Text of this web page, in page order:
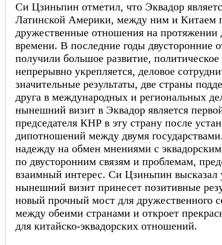
Си Цзиньпин отметил, что Эквадор
Латинской Америки, между ним и Китаем
дружественные отношения на протяжении
времени. В последние годы двусторонние
получили большое развитие, политическое
непрерывно укрепляется, деловое
значительные результаты, две страны
друга в международных и региональных
нынешний визит в Эквадор является
председателя КНР в эту страну после
дипотношений между двумя
надежду на обмен мнениями с
по двусторонним связям и проблемам,
взаимный интерес. Си Цзиньпин высказал
нынешний визит принесет позитивные
новый прочный мост для дружественного
между обеими странами и откроет
для китайско-эквадорских отношений.